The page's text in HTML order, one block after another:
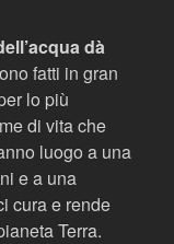
dà
fatti in gran
lo più
di vita che
luogo a una
e a una
cura e rende
Terra.